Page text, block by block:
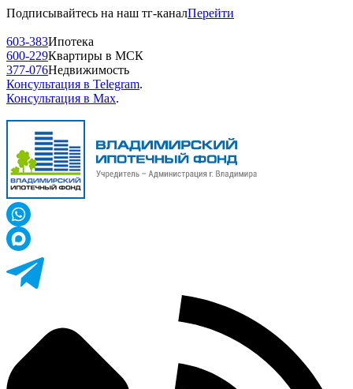
Подписывайтесь на наш тг-каналПерейти
603-383Ипотека
600-229Квартиры в МСК
377-076Недвижимость
Консультация в Telegram.
Консультация в Max.